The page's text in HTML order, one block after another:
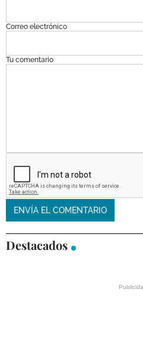
Correo electrónico
Tu comentario
Destacados